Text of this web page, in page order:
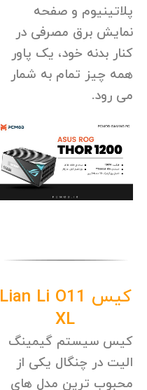
پلاتینیوم و صفحه
نمایش برق مصرفی در
کنار بدنه خود، یک پاور
همه چیز تمام به شمار
می رود.
کیس Lian Li O11
XL
کیس سیستم گیمینگ
الیت در چنگال یکی از
محبوب ترین مدل های